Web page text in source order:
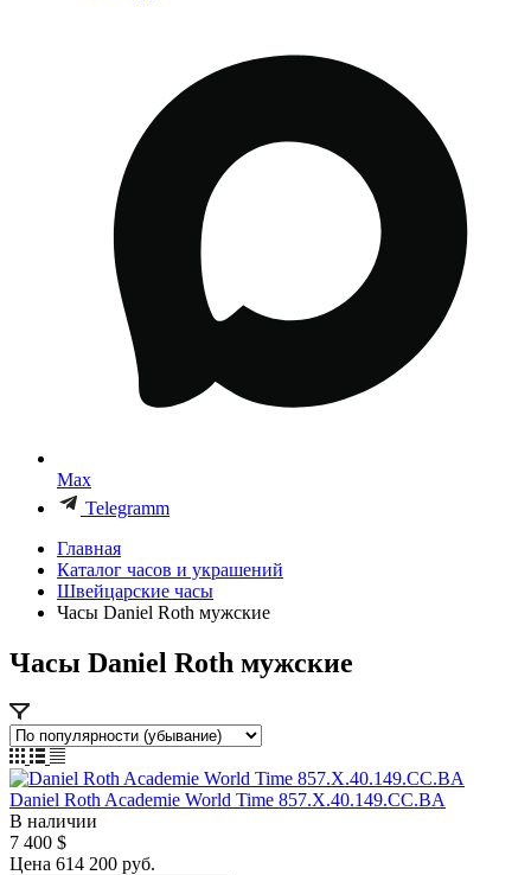
Max
Telegramm
Главная
Каталог часов и украшений
Швейцарские часы
Часы Daniel Roth мужские
Часы Daniel Roth мужские
Daniel Roth Academie World Time 857.X.40.149.CC.BA
В наличии
7 400 $
Цена 614 200 руб.